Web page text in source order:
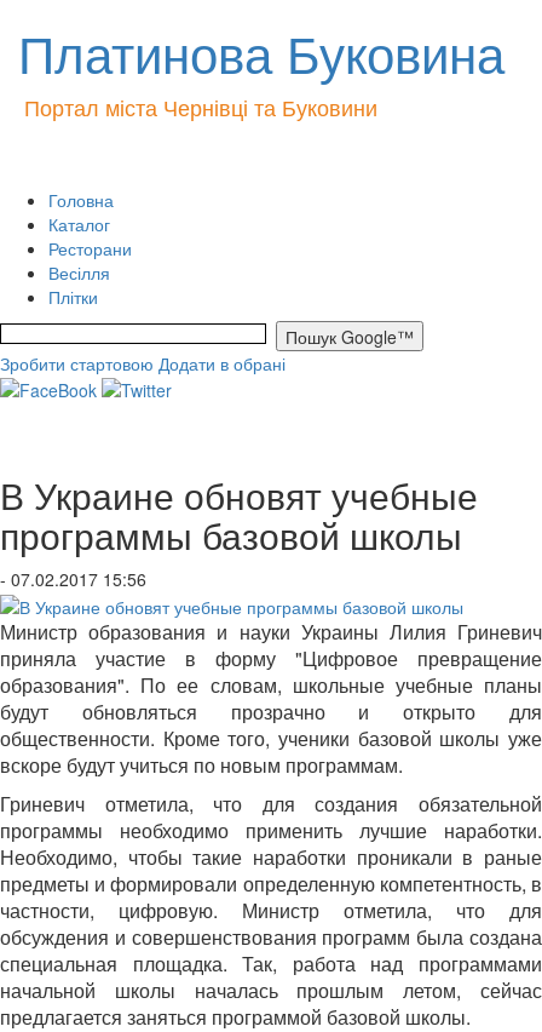
Платинова Буковина
Портал міста Чернівці та Буковини
Головна
Каталог
Ресторани
Весілля
Плітки
Зробити стартовою Додати в обрані
В Украине обновят учебные
программы базовой школы
- 07.02.2017 15:56
Министр образования и науки Украины Лилия Гриневич
приняла участие в форму "Цифровое превращение
образования". По ее словам, школьные учебные планы
будут обновляться прозрачно и открыто для
общественности. Кроме того, ученики базовой школы уже
вскоре будут учиться по новым программам.
Гриневич отметила, что для создания обязательной
программы необходимо применить лучшие наработки.
Необходимо, чтобы такие наработки проникали в раные
предметы и формировали определенную компетентность, в
частности, цифровую. Министр отметила, что для
обсуждения и совершенствования программ была создана
специальная площадка. Так, работа над программами
начальной школы началась прошлым летом, сейчас
предлагается заняться программой базовой школы.